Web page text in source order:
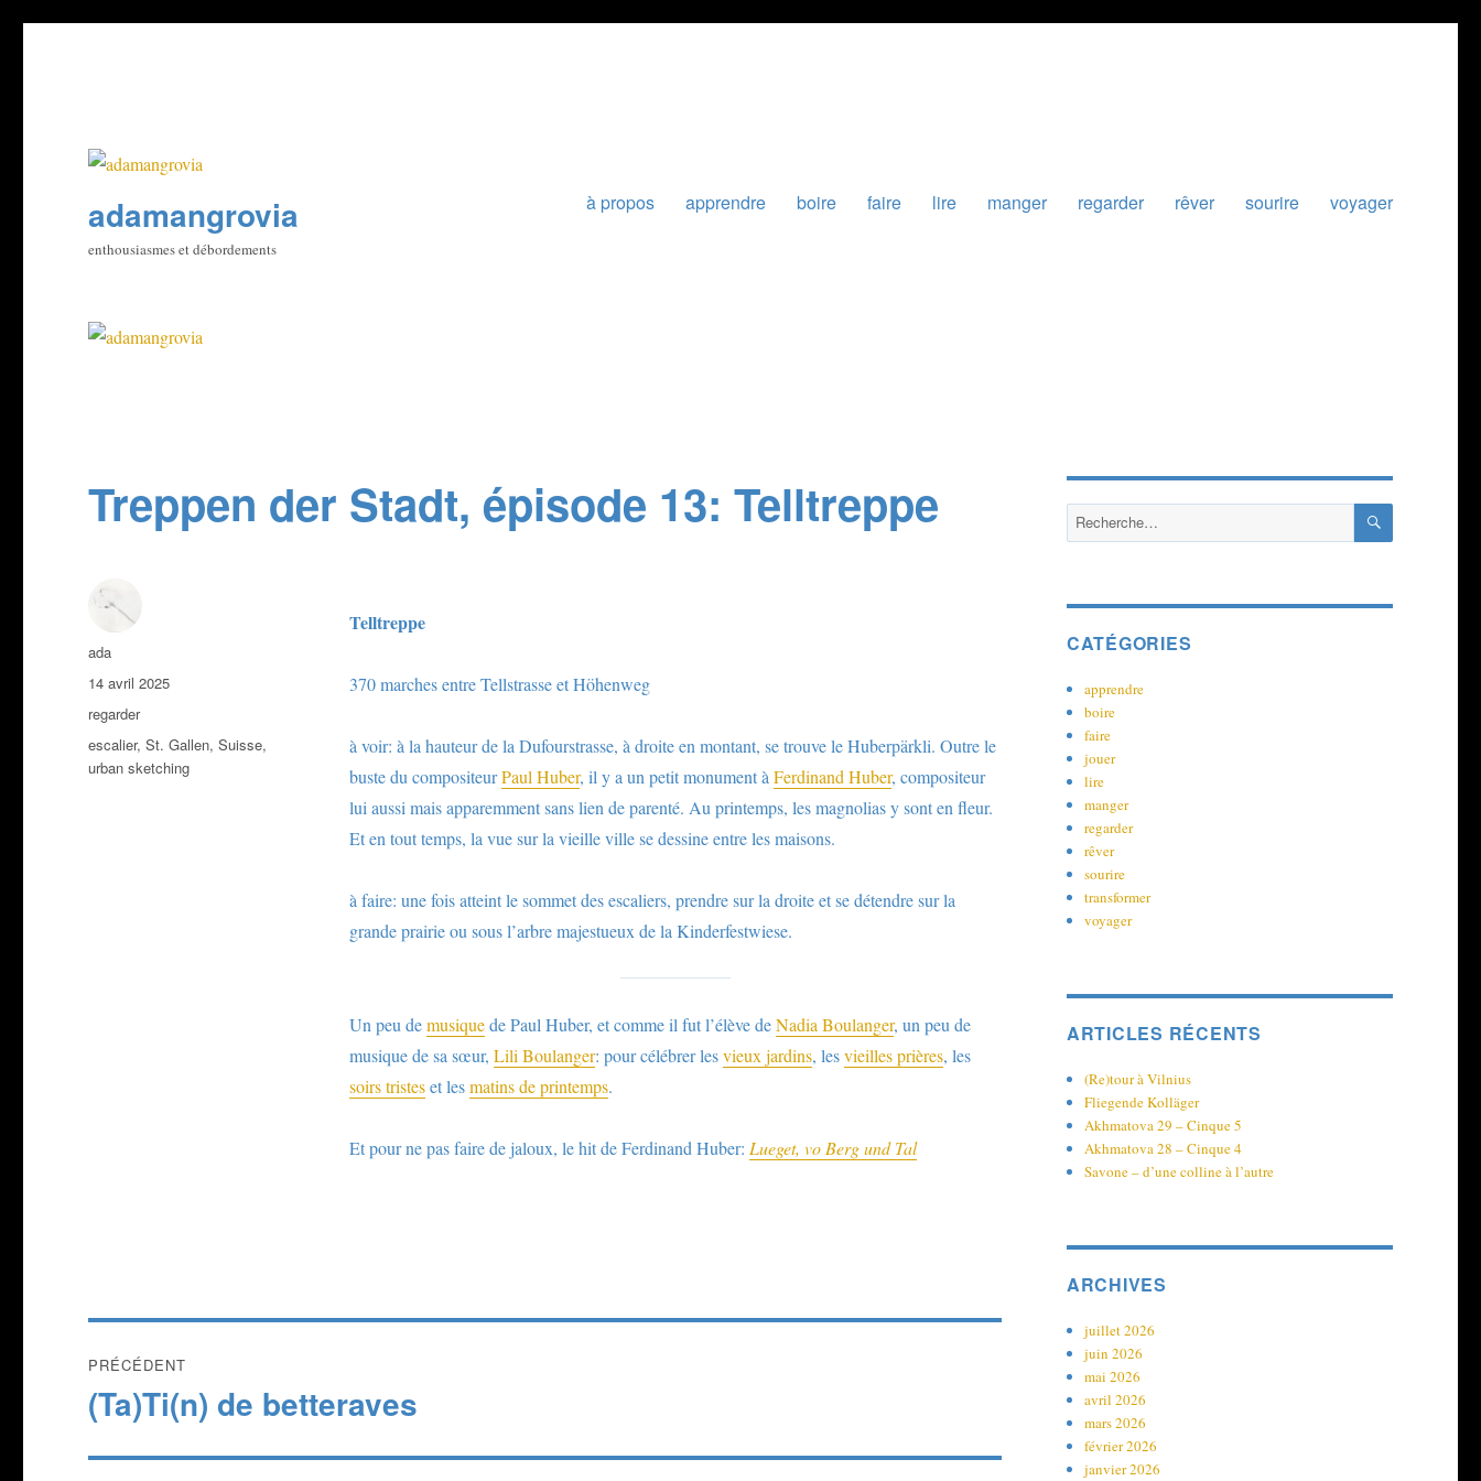
adamangrovia
enthousiasmes et débordements
à propos apprendre boire faire lire manger regarder rêver sourire voyager
Treppen der Stadt, épisode 13: Telltreppe
Telltreppe
370 marches entre Tellstrasse et Höhenweg
à voir: à la hauteur de la Dufourstrasse, à droite en montant, se trouve le Huberpärkli. Outre le
buste du compositeurPaul Huber, il y a un petit monument à Ferdinand Huber, compositeur
lui aussi mais apparemment sans lien de parenté. Au printemps, les magnolias y sont en fleur.
Et en tout temps, la vue sur la vieille ville se dessine entre les maisons.
à faire: une fois atteint le sommet des escaliers, prendre sur la droite et se détendre sur la
grande prairie ou sous l’arbre majestueux de la Kinderfestwiese.
Un peu demusiquede Paul Huber, et comme il fut l’élève deNadia Boulanger, un peu de
musique de sa sœur, Lili Boulanger: pour célébrer lesvieux jardins, lesvieilles prières, les
soirs tristeset lesmatins de printemps.
Et pour ne pas faire de jaloux, le hit de Ferdinand Huber: Lueget, vo Berg und Tal
Auteur
ada
Publié
14 avril 2025
Catégories
regarder
Étiquettes
escalier,St. Gallen,Suisse,
urban sketching
de
PRÉCÉDENT
Publication
précédente :
(Ta)Ti(n) de betteraves
Recherche
pour :
CATÉGORIES
apprendre
boire
faire
jouer
lire
manger
regarder
rêver
sourire
transformer
voyager
ARTICLES RÉCENTS
(Re)tour à Vilnius
Fliegende Kolläger
Akhmatova 29 – Cinque 5
Akhmatova 28 – Cinque 4
Savone – d’une colline à l’autre
ARCHIVES
juillet 2026
juin 2026
mai 2026
avril 2026
mars 2026
février 2026
janvier 2026